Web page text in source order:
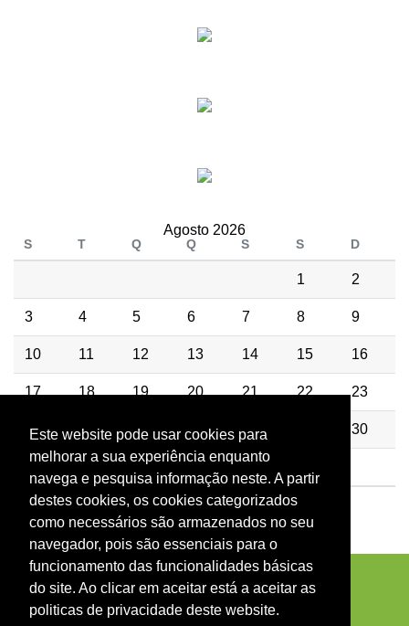
Este website pode usar cookies para
melhorar a sua experiência enquanto
navega e pesquisa informação neste. A partir
destes cookies, os cookies categorizados
como necessários são armazenados no seu
navegador, pois são essenciais para o
funcionamento das funcionalidades básicas
do site. Ao clicar em aceitar está a aceitar as
politicas de privacidade deste website.
Agosto 2026
S T Q Q S S D
1 2
3 4 5 6 7 8 9
10 11 12 13 14 15 16
17 18 19 20 21 22 23
24 25 26 27 28 30
31